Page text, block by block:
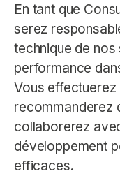
En tant que
serez
technique de
performance
Vous effectuerez
recommanderez
collaborerez
développement
efficaces.